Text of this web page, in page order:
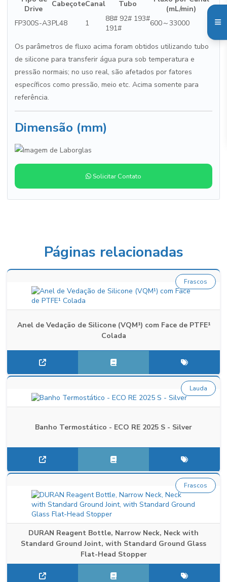
Drive
CabeçoteCanal Tubo
(mL/min)
FP300S-A3PL48 1
88# 92# 193#
191#
600～33000
Os parâmetros de fluxo acima foram obtidos utilizando tubo
de silicone para transferir água pura sob temperatura e
pressão normais; no uso real, são afetados por fatores
específicos como pressão, meio etc. Acima somente para
referência.
Dimensão (mm)
Solicitar Contato
Páginas relacionadas
Anel de Vedação de Silicone (VQM¹) com Face de PTFE¹
Colada
Frascos
Banho Termostático - ECO RE 2025 S - Silver
Lauda
DURAN Reagent Bottle, Narrow Neck, Neck with
Standard Ground Joint, with Standard Ground Glass
Flat-Head Stopper
Frascos